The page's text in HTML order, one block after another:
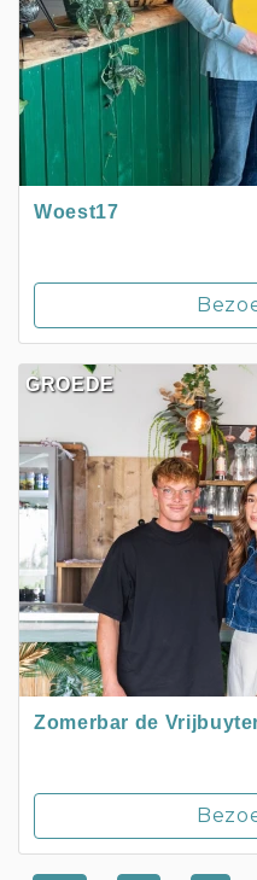
Woest17
GROEDE
Zomerbar de